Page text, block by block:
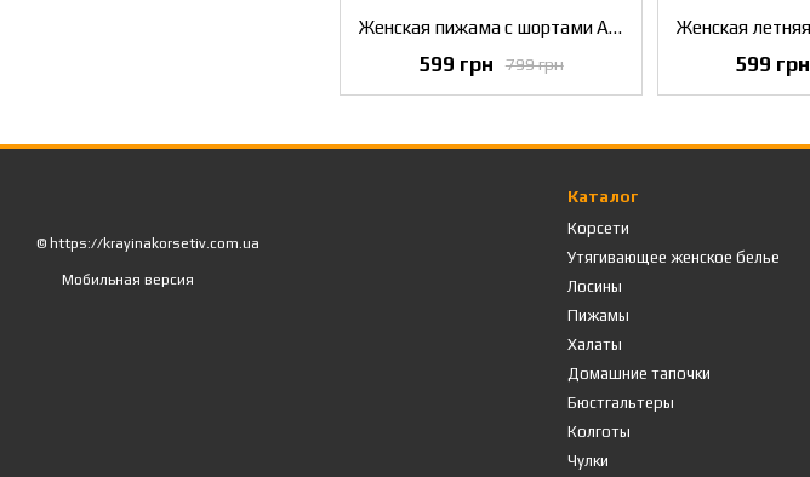
Женская пижама с шортами Атласная Серденька Классическая летняя пижама из Атласа Синяя М
799 грн
599 грн 599 грн
© https://krayinakorsetiv.com.ua
Мобильная версия
Каталог
Корсети
Утягивающее женское белье
Лосины
Пижамы
Халаты
Домашние тапочки
Бюстгальтеры
Колготы
Чулки